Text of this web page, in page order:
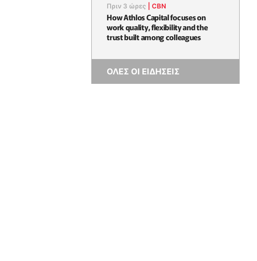
Πριν 3 ώρες |CBN
How Athlos Capital focuses on
work quality, flexibility and the
trust built among colleagues
ΟΛΕΣ ΟΙ ΕΙΔΗΣΕΙΣ